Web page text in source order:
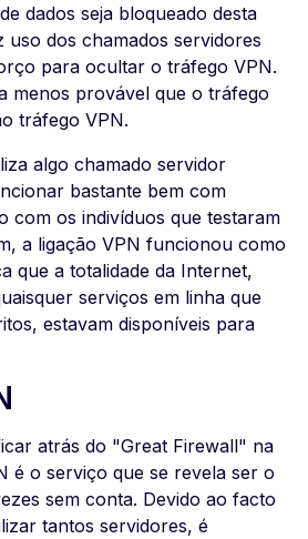
dados seja bloqueado desta
dos chamados servidores
para ocultar o tráfego VPN.
menos provável que o tráfego
tráfego VPN.
algo chamado servidor
bastante bem com
com os indivíduos que testaram
a ligação VPN funcionou como
que a totalidade da Internet,
serviços em linha que
estavam disponíveis para
atrás do "Great Firewall" na
é o serviço que se revela ser o
sem conta. Devido ao facto
tantos servidores, é